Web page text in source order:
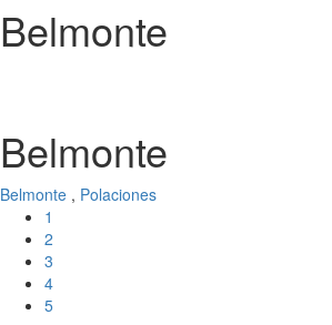
Belmonte
Belmonte
Belmonte , Polaciones
1
2
3
4
5